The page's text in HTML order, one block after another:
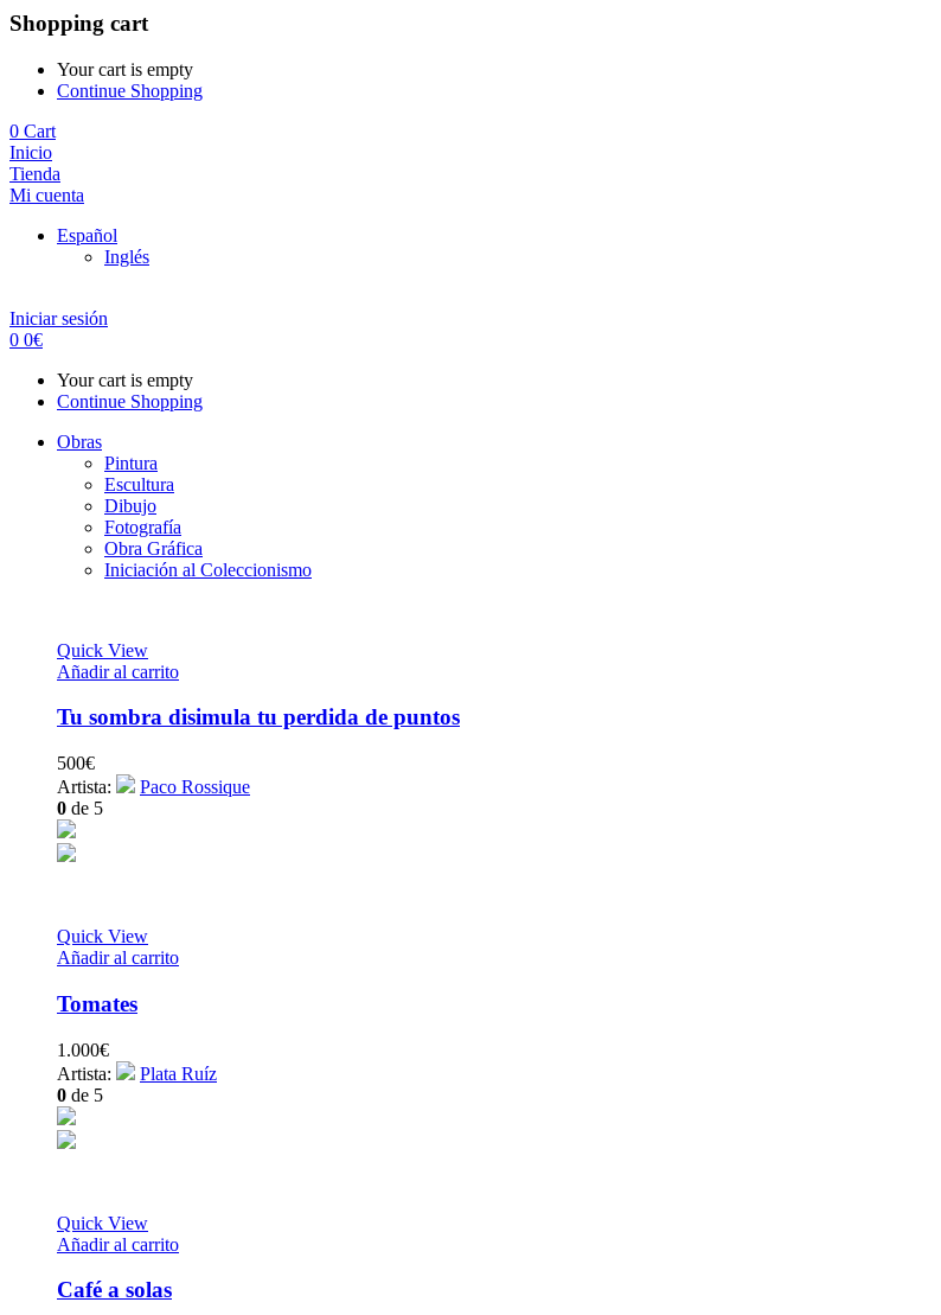
Shopping cart
Your cart is empty
Continue Shopping
0 Cart
Inicio
Tienda
Mi cuenta
Español
Inglés
Iniciar sesión
0 0€
Your cart is empty
Continue Shopping
Obras
Pintura
Escultura
Dibujo
Fotografía
Obra Gráfica
Iniciación al Coleccionismo
Quick View
Añadir al carrito
Tu sombra disimula tu perdida de puntos
500€
Artista:
Paco Rossique
0 de 5
Quick View
Añadir al carrito
Tomates
1.000€
Artista:
Plata Ruíz
0 de 5
Quick View
Añadir al carrito
Café a solas